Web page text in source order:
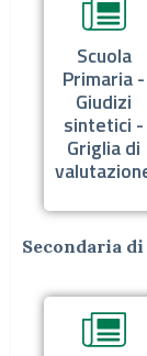
Scuola
Primaria -
Giudizi
sintetici -
Griglia di
Secondaria